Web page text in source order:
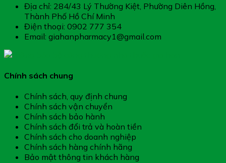
Địa chỉ: 284/43 Lý Thường Kiệt, Phường Diên Hồng,
Thành Phố Hồ Chí Minh
Điện thoại: 0902 777 354
Email: giahanpharmacy1@gmail.com
Chính sách chung
Chính sách, quy định chung
Chính sách vận chuyển
Chính sách bảo hành
Chính sách đổi trả và hoàn tiền
Chính sách cho doanh nghiệp
Chính sách hàng chính hãng
Bảo mật thông tin khách hàng